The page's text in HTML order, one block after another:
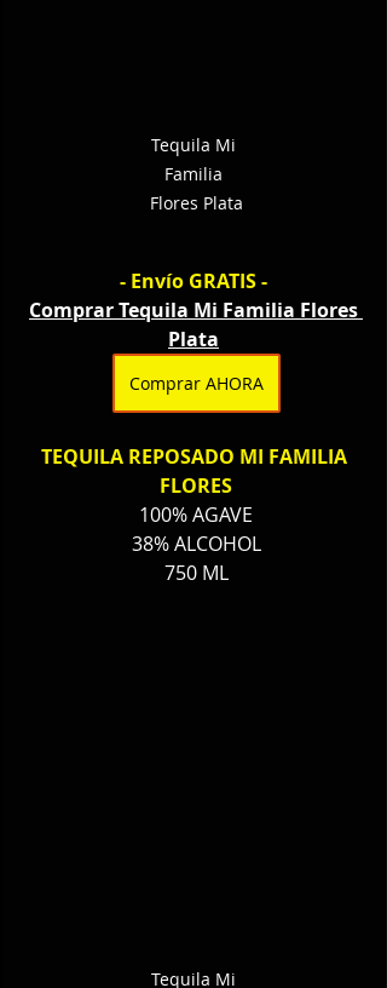
Tequila Mi
Familia
Flores Plata
- Envío GRATIS -
Comprar Tequila Mi Familia Flores
Plata
Comprar AHORA
TEQUILA REPOSADO MI FAMILIA
FLORES
100% AGAVE
38% ALCOHOL
750 ML
Tequila Mi